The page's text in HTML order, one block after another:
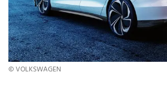
© VOLKSWAGEN